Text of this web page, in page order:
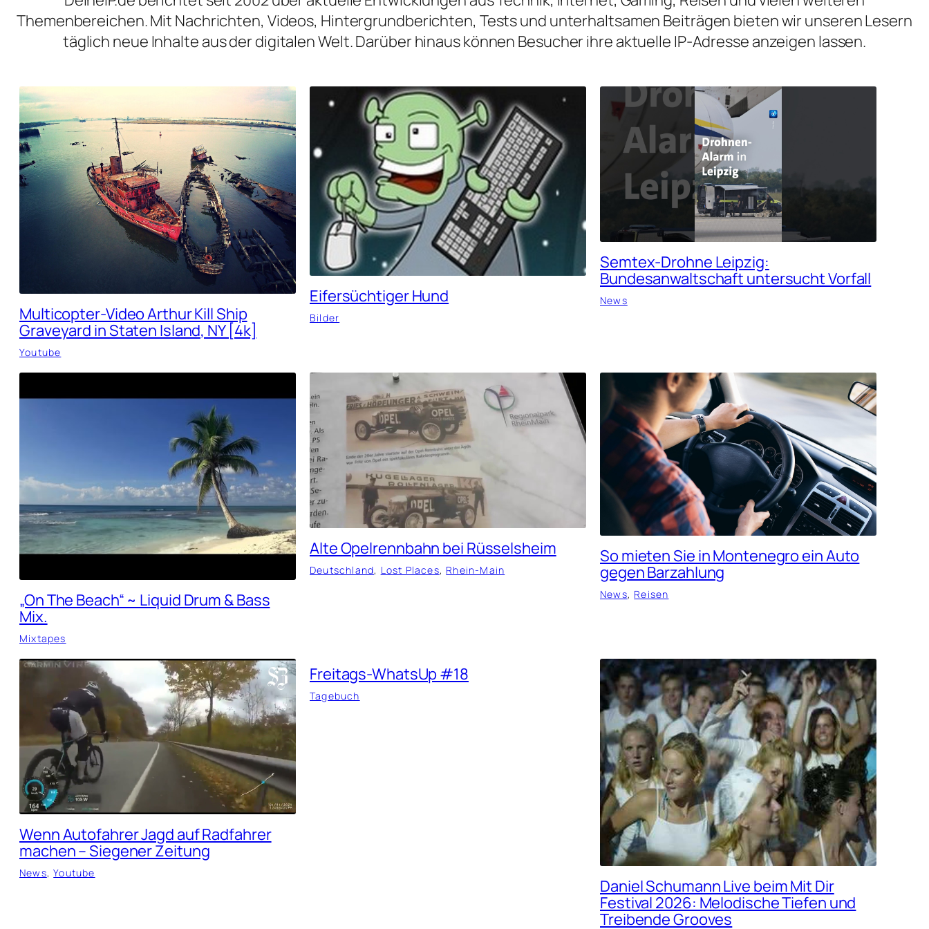
Themenbereichen. Mit Nachrichten, Videos, Hintergrundberichten, Tests und unterhaltsamen Beiträgen bieten wir unseren Lesern
täglich neue Inhalte aus der digitalen Welt. Darüber hinaus können Besucher ihre aktuelle IP-Adresse anzeigen lassen.
Multicopter-Video Arthur Kill Ship
Graveyard in Staten Island, NY [4k]
Youtube
Eifersüchtiger Hund
Bilder
Semtex-Drohne Leipzig:
Bundesanwaltschaft untersucht Vorfall
News
„On The Beach“ ~ Liquid Drum & Bass
Mix.
Mixtapes
Alte Opelrennbahn bei Rüsselsheim
Deutschland, Lost Places, Rhein-Main
So mieten Sie in Montenegro ein Auto
gegen Barzahlung
News, Reisen
Wenn Autofahrer Jagd auf Radfahrer
machen – Siegener Zeitung
News, Youtube
Freitags-WhatsUp #18
Tagebuch
Daniel Schumann Live beim Mit Dir
Festival 2026: Melodische Tiefen und
Treibende Grooves